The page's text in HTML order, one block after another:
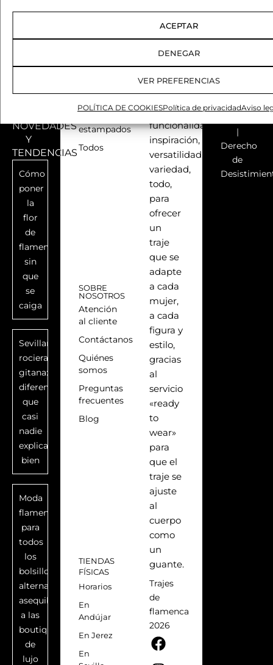
ACEPTAR
DENEGAR
VER PREFERENCIAS
POLÍTICA DE COOKIESPolítica de privacidadAviso
Y
NOVEDADES
Y
TENDENCIAS
Cómo
poner
la
flor
de
flamenca
sin
que
se
caiga
Sevillana,
rociera,
gitana:
diferencias
que
casi
nadie
explica
bien
Moda
flamenca
para
todos
los
bolsillos:
alternativas
asequibles
a las
boutiques
de
lujo
Trajes de
Trajes de
flamenca
estampados
Todos
SOBRE
NOSOTROS
Atención
al cliente
Contáctanos
Quiénes
somos
Preguntas
frecuentes
Blog
TIENDAS
FÍSICAS
Horarios
En
Andújar
En Jerez
En
Precios
que se
adaptan
a todos
los
bolsillos.
Elegancia,
funcionalidad,
inspiración,
versatilidad,
variedad,
todo,
para
ofrecer
un
traje
que se
adapte
a cada
mujer,
a cada
figura y
estilo,
gracias
al
servicio
«ready
to
wear»
para
que el
traje se
ajuste
al
cuerpo
como
un
guante.
Trajes
de
flamenca
2026
F
a
I
n
P
i
T
i
de
|
Derecho
de